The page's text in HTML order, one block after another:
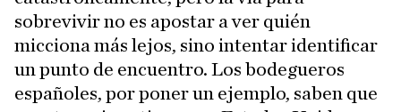
sobrevivir no es apostar a ver quién
micciona más lejos, sino intentar identificar
un punto de encuentro. Los bodegueros
españoles, por poner un ejemplo, saben que